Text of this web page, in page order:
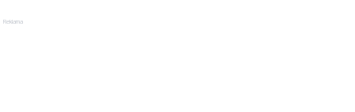
Reklama